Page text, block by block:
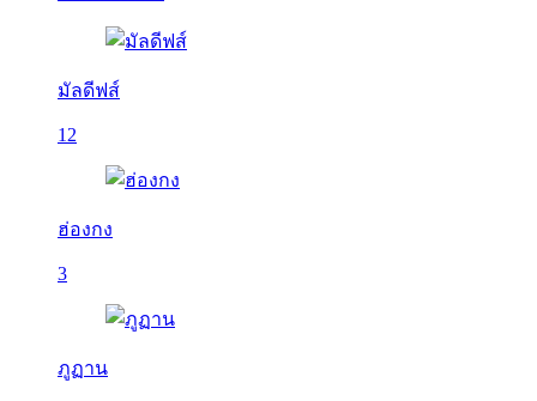
มัลดีฟส์
12
ฮ่องกง
3
ภูฏาน